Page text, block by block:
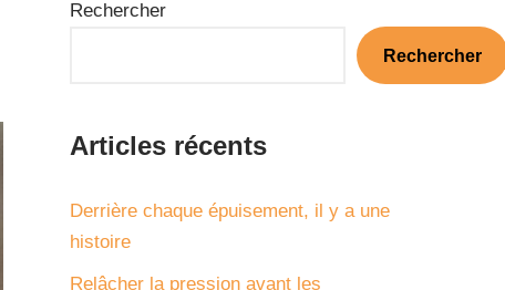
Rechercher
Rechercher
Articles récents
Derrière chaque épuisement, il y a une
histoire
Relâcher la pression avant les